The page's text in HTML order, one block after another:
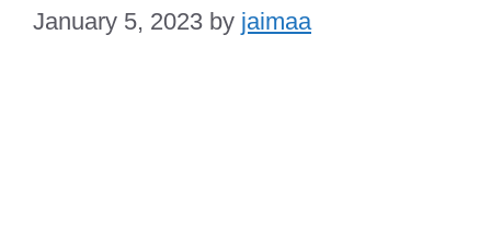
January 5, 2023 by jaimaa